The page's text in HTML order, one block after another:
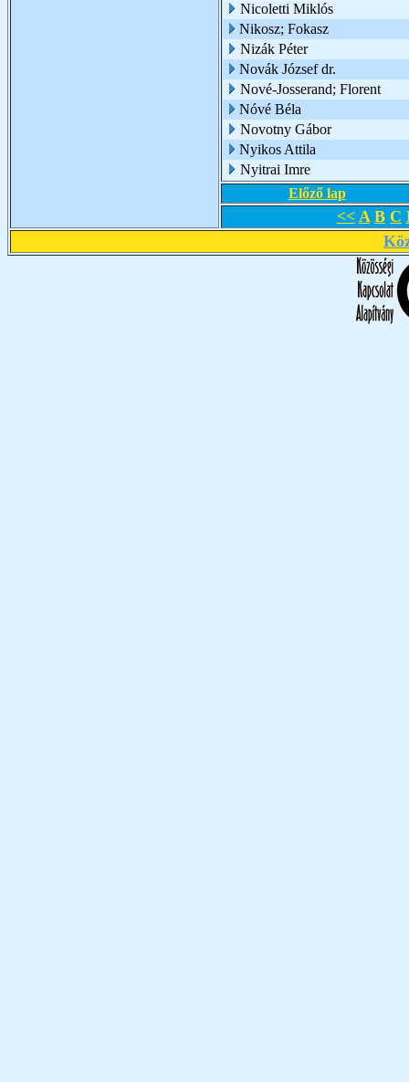
Nicoletti Miklós
Nikosz; Fokasz
Nizák Péter
Novák József dr.
Nové-Josserand; Florent
Nóvé Béla
Novotny Gábor
Nyikos Attila
Nyitrai Imre
Előző lap
<< A B C